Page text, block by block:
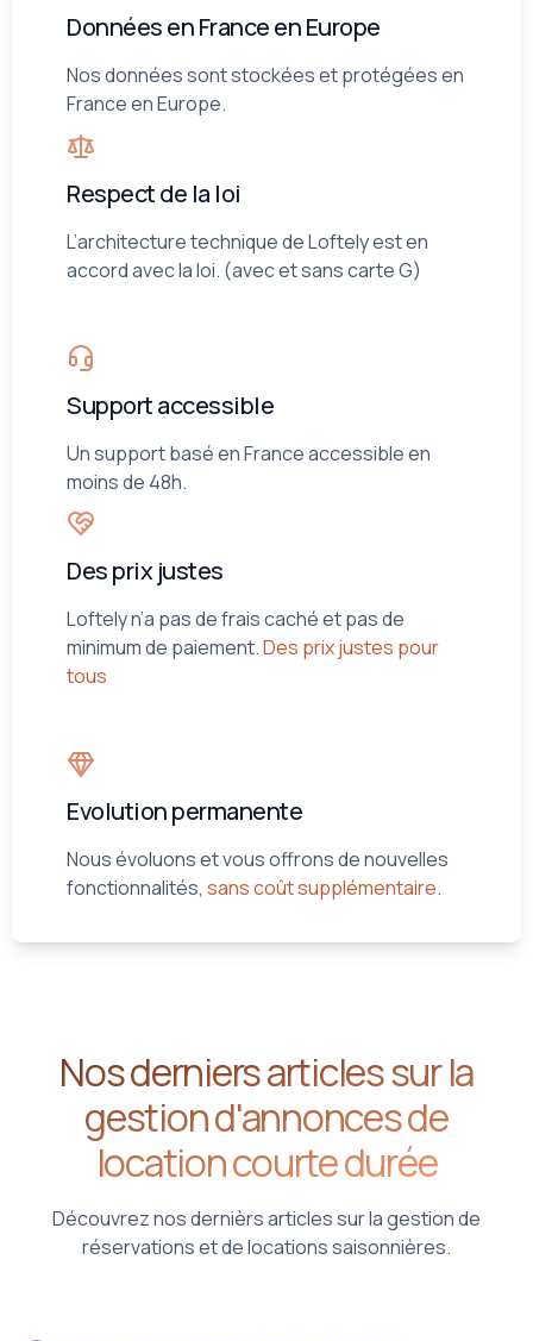
Données en France en Europe
Nos données sont stockées et protégées en
France en Europe.
Respect de la loi
L’architecture technique de Loftely est en
accord avec la loi. (avec et sans carte G)
Support accessible
Un support basé en France accessible en
moins de 48h.
Des prix justes
Loftely n’a pas de frais caché et pas de
minimum de paiement.Des prix justes pour
tous
Evolution permanente
Nous évoluons et vous offrons de nouvelles
fonctionnalités, sans coût supplémentaire.
Nos derniers articles sur la
gestion d'annonces de
location courte durée
Découvrez nos dernièrs articles sur la gestion de
réservations et de locations saisonnières.